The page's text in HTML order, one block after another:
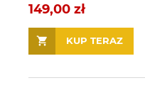
149,00 zł
KUP TERAZ